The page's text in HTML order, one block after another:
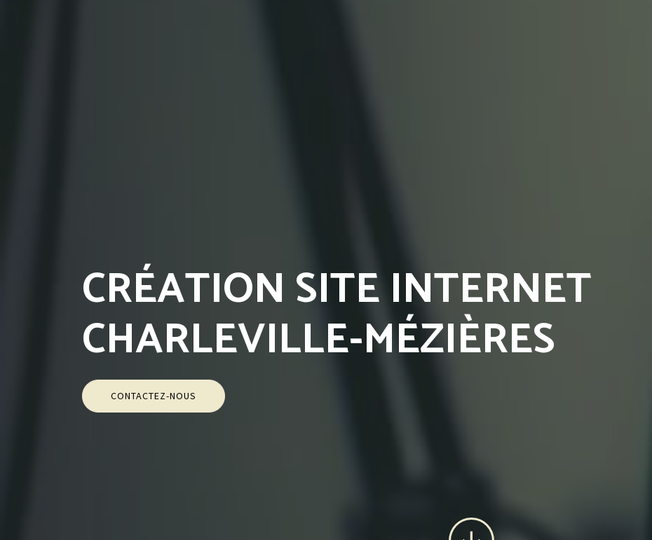
CRÉATION SITE INTERNET
CHARLEVILLE-MÉZIÈRES
CONTACTEZ-NOUS